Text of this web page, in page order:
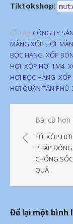
Tiktokshop:
Tag: CÔNG TY
MÀNG XỐP HƠI,
BỌC HÀNG, XỐP
HƠI, XỐP HƠI 1M4,
HƠI BỌC HÀNG, XỐP
HƠI QUẬN TÂN PHÚ,
Điều
hướng
viết
Bài cũ hơn
TÚI XỐP
PHÁP
CHỐNG
QUẢ
Để lại một bình